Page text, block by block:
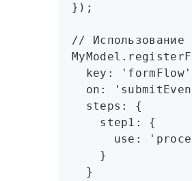
});
//
MyModel
  key
: 'formFlow'
  on
:
  steps
:
{
    step1
:
{
      use
:
    }
  }